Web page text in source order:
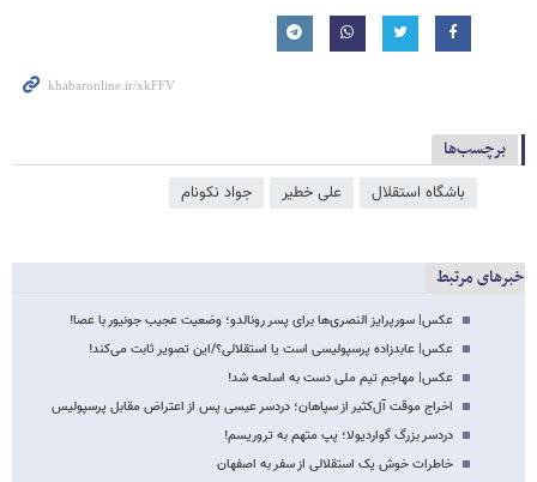
برچسب‌ها
باشگاه استقلال علی خطیر جواد نکونام
خبرهای مرتبط
عکس‌| سورپرایز النصری‌ها برای پسر رونالدو؛ وضعیت عجیب جونیور با عصا!
عکس‌| عابدزاده پرسپولیسی است یا استقلالی؟/این تصویر ثابت می‌کند!
عکس‌| مهاجم تیم ملی دست به اسلحه شد!
اخراج موقت آل‌کثیر از سپاهان؛ دردسر عیسی پس از اعتراض مقابل پرسپولیس
دردسر بزرگ گواردیولا؛ پپ متهم به تروریسم!
خاطرات خوش یک استقلالی از سفر به اصفهان